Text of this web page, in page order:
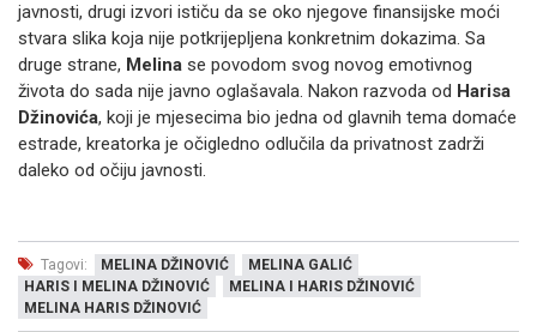
javnosti, drugi izvori ističu da se oko njegove finansijske moći
stvara slika koja nije potkrijepljena konkretnim dokazima. Sa
druge strane, Melina se povodom svog novog emotivnog
života do sada nije javno oglašavala. Nakon razvoda od Harisa
Džinovića, koji je mjesecima bio jedna od glavnih tema domaće
estrade, kreatorka je očigledno odlučila da privatnost zadrži
daleko od očiju javnosti.
Tagovi: MELINA DŽINOVIĆ
MELINA GALIĆ
HARIS I MELINA DŽINOVIĆ
MELINA I HARIS DŽINOVIĆ
MELINA HARIS DŽINOVIĆ